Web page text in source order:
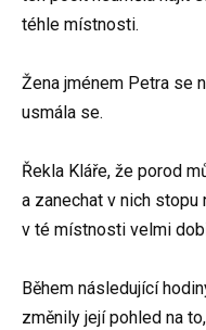
téhle místnosti.
Žena jménem Petra se
usmála se.
Řekla Kláře, že porod
a zanechat v nich stopu
v té místnosti velmi
Během následující
změnily její pohled na